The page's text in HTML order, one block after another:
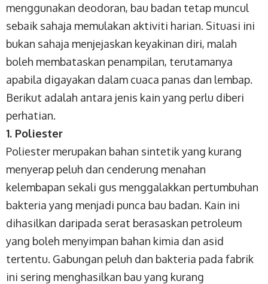
menggunakan deodoran, bau badan tetap muncul
sebaik sahaja memulakan aktiviti harian. Situasi ini
bukan sahaja menjejaskan keyakinan diri, malah
boleh membataskan penampilan, terutamanya
apabila digayakan dalam cuaca panas dan lembap.
Berikut adalah antara jenis kain yang perlu diberi
perhatian.
1. Poliester
Poliester merupakan bahan sintetik yang kurang
menyerap peluh dan cenderung menahan
kelembapan sekali gus menggalakkan pertumbuhan
bakteria yang menjadi punca bau badan. Kain ini
dihasilkan daripada serat berasaskan petroleum
yang boleh menyimpan bahan kimia dan asid
tertentu. Gabungan peluh dan bakteria pada fabrik
ini sering menghasilkan bau yang kurang